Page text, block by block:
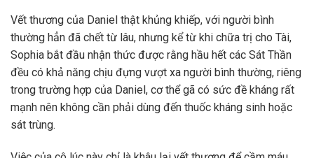
Vết thương của Daniel thật khủng khiếp, với người bình
thường hẳn đã chết từ lâu, nhưng kể từ khi chữa trị cho Tài,
Sophia bắt đầu nhận thức được rằng hầu hết các Sát Thần
đều có khả năng chịu đựng vượt xa người bình thường, riêng
trong trường hợp của Daniel, cơ thể gã có sức đề kháng rất
mạnh nên không cần phải dùng đến thuốc kháng sinh hoặc
sát trùng.